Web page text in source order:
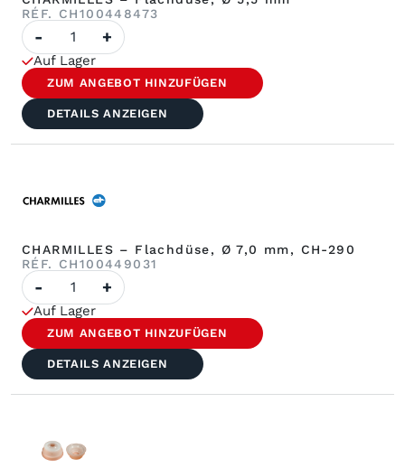
RÉF. CH100448473
Anzahl
CHARMILLES
–
Flachdüse,
Ø
5,5
mm
- +
Auf Lager
ZUM ANGEBOT HINZUFÜGEN
DETAILS ANZEIGEN
CHARMILLES – Flachdüse, Ø 7,0 mm, CH-290
RÉF. CH100449031
Anzahl
CHARMILLES
–
Flachdüse
ø
7,0
mm
CH-
290
- +
Auf Lager
ZUM ANGEBOT HINZUFÜGEN
DETAILS ANZEIGEN